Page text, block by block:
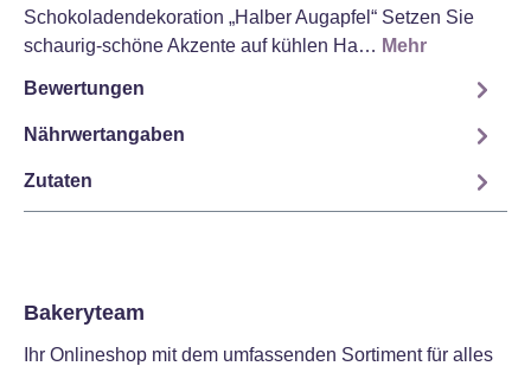
Schokoladendekoration „Halber Augapfel“ Setzen Sie
schaurig-schöne Akzente auf kühlen Ha… Mehr
Bewertungen
Nährwertangaben
Zutaten
Bakeryteam
Ihr Onlineshop mit dem umfassenden Sortiment für alles